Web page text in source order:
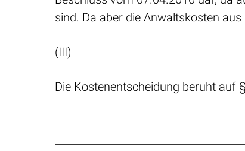
sind. Da aber die Anwaltskosten
(III)
Die Kostenentscheidung beruht auf